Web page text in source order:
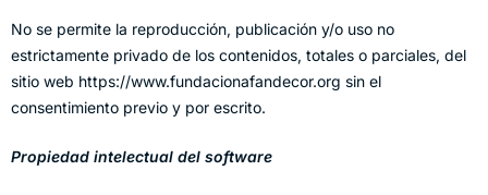
No se permite la reproducción, publicación y/o uso no
estrictamente privado de los contenidos, totales o parciales, del
sitio web https://www.fundacionafandecor.org sin el
consentimiento previo y por escrito.
Propiedad intelectual del software